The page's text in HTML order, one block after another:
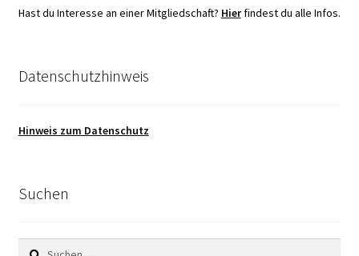
Hast du Interesse an einer Mitgliedschaft? Hierfindest du alle Infos.
Datenschutzhinweis
Hinweis zum Datenschutz
Suchen
Suchen